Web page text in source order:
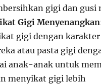
gigi dan gusi
Gigi Menyenangkan
gigi dengan
atau pasta gigi
anak-anak untuk
menyikat gigi lebih